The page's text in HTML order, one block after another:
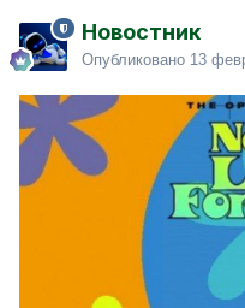
Новостник
Опубликовано 13